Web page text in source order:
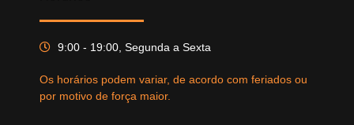
9:00 - 19:00, Segunda a Sexta
Os horários podem variar, de acordo com feriados ou
por motivo de força maior.